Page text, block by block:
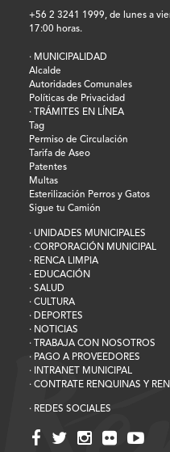
+56 2 3241 1999, de lunes a
17:00 horas.
· MUNICIPALIDAD
Alcalde
Autoridades Comunales
Políticas de Privacidad
· TRÁMITES EN LÍNEA
Tag
Permiso de Circulación
Tarifa de Aseo
Patentes
Multas
Esterilización Perros y Gatos
Sigue tu Camión
· UNIDADES MUNICIPALES
· CORPORACIÓN MUNICIPAL
· RENCA LIMPIA
· EDUCACIÓN
· SALUD
· CULTURA
· DEPORTES
· NOTICIAS
· TRABAJA CON NOSOTROS
· PAGO A PROVEEDORES
· INTRANET MUNICIPAL
· CONTRATE RENQUINAS Y
· REDES SOCIALES